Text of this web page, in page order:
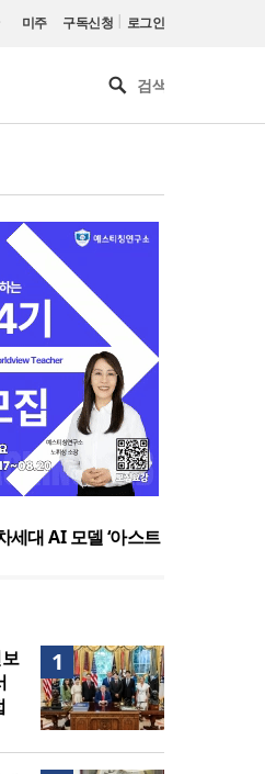
미주 구독신청 | 로그인
손현보 목사, 백악
기 대비 34.4% 감
세대 AI 모델 ‘아스트
월째
반대… “미래세대
적 자산”
손현보 목사, 백악
럼프 대통령 접견
반기 탈북민 입국 63
기 대비 34.4% 감
1